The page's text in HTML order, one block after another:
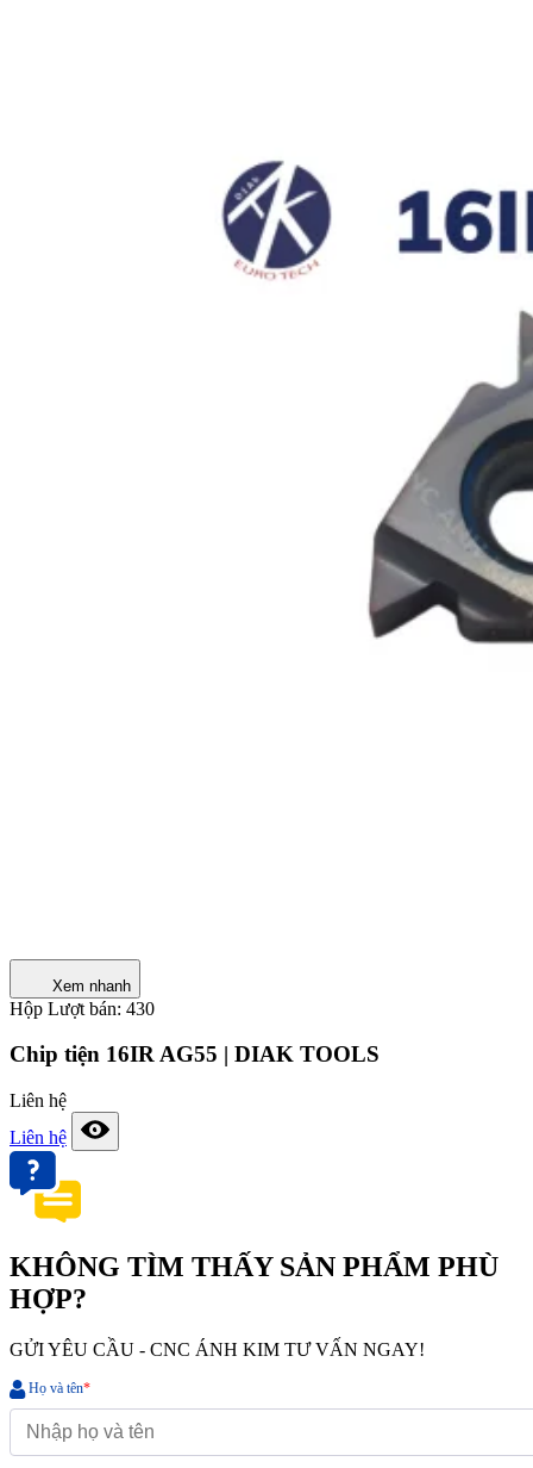
Xem nhanh
Hộp Lượt bán: 430
Chip tiện 16IR AG55 | DIAK TOOLS
Liên hệ
Liên hệ
KHÔNG TÌM THẤY SẢN PHẨM PHÙ
HỢP?
GỬI YÊU CẦU - CNC ÁNH KIM TƯ VẤN NGAY!
Họ và tên*